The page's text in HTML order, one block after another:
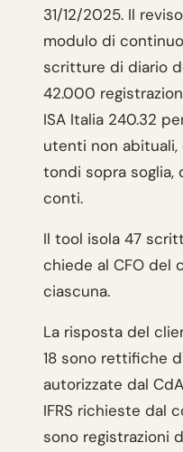
31/12/2025. Il
modulo di
scritture di diario
42.000
ISA Italia 240.32
utenti non
tondi sopra soglia,
conti.
Il tool isola 47
chiede al CFO del
ciascuna.
La risposta del
18 sono rettifiche
autorizzate dal
IFRS richieste dal
sono registrazioni